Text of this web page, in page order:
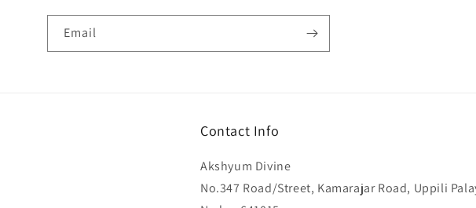
Email
Contact Info
Akshyum Divine
No.347 Road/Street, Kamarajar Road, Uppili